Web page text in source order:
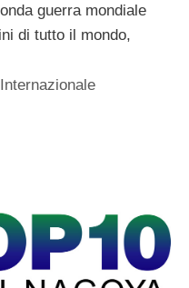
guerra mondiale
di tutto il mondo,
Internazionale